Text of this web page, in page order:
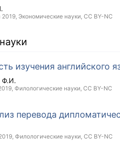
2019, Экономические науки, CC BY-NC
изучения английского
Ф.И.
, Филологические науки, CC BY-NC
перевода
, Филологические науки, CC BY-NC